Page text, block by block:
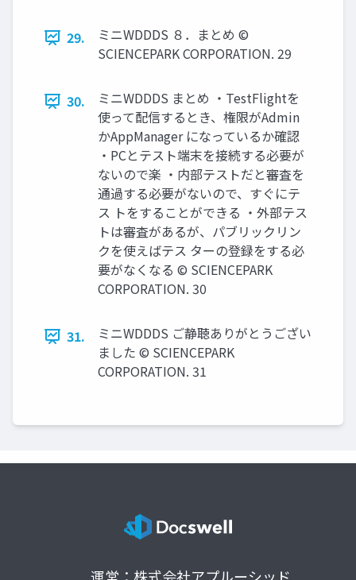
29.
ミニWDDDS ８．まとめ ©
SCIENCEPARK CORPORATION. 29
30.
ミニWDDDS まとめ ・TestFlightを
使って配信するとき、権限がAdmin
かAppManager になっているか確認
・PCとテスト端末を接続する必要が
ないので楽 ・内部テストだと審査を
通過する必要がないので、すぐにテ
ス トをすることができる ・外部テス
トは審査があるが、パブリックリン
クを使えばテス ターの登録をする必
要がなくなる © SCIENCEPARK
CORPORATION. 30
31.
ミニWDDDS ご静聴ありがとうござい
ました © SCIENCEPARK
CORPORATION. 31